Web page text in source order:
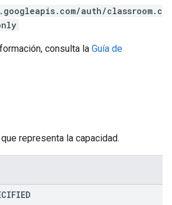
auth/classroom.c
consulta la Guía de
representa la capacidad.